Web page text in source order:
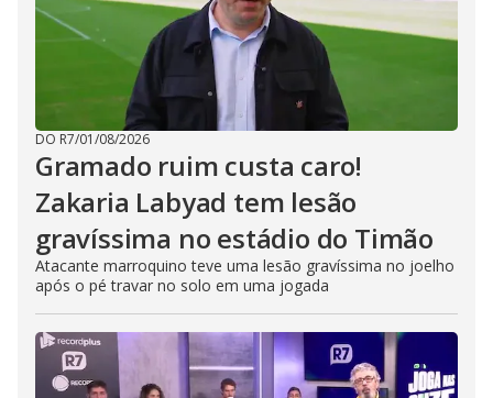
DO R7/01/08/2026
Gramado ruim custa caro!
Zakaria Labyad tem lesão
gravíssima no estádio do Timão
Atacante marroquino teve uma lesão gravíssima no joelho
após o pé travar no solo em uma jogada